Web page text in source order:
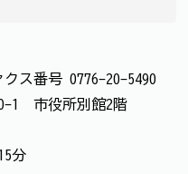
クス番号 0776-20-5490
1 市役所別館2階
分